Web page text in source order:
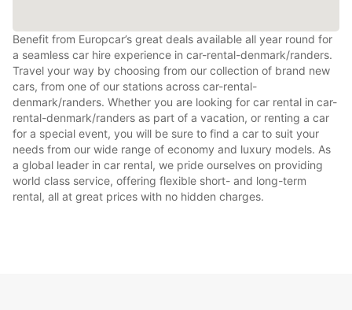
Benefit from Europcar’s great deals available all year round for
a seamless car hire experience in car-rental-denmark/randers.
Travel your way by choosing from our collection of brand new
cars, from one of our stations across car-rental-
denmark/randers. Whether you are looking for car rental in car-
rental-denmark/randers as part of a vacation, or renting a car
for a special event, you will be sure to find a car to suit your
needs from our wide range of economy and luxury models. As
a global leader in car rental, we pride ourselves on providing
world class service, offering flexible short- and long-term
rental, all at great prices with no hidden charges.